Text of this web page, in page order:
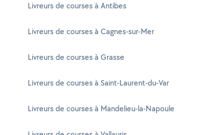
Livreurs de courses à Antibes
Livreurs de courses à Cagnes-sur-Mer
Livreurs de courses à Grasse
Livreurs de courses à Saint-Laurent-du-Var
Livreurs de courses à Mandelieu-la-Napoule